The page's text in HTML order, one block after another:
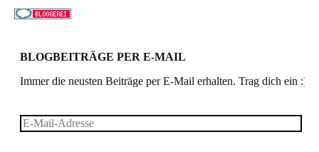
BLOGBEITRÄGE PER E-MAIL
Immer die neusten Beiträge per E-Mail erhalten. Trag dich ein :)
E-